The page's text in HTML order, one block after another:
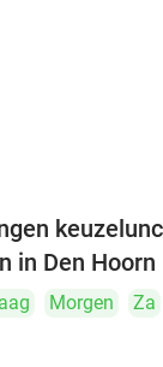
in Den Hoorn
Morgen Za